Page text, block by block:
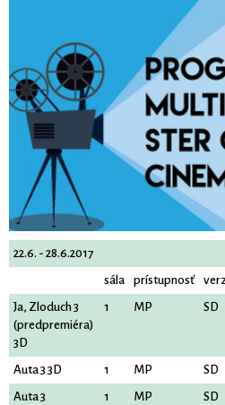
22.6. - 28.6.2017
sála
prístupnosť
Ja, Zloduch 3
(predpremiéra)
3D
1 MP SD
Auta 3 3D 1 MP SD
Auta 3
1 MP SD